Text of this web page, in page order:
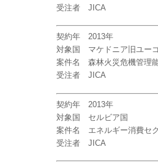
受注者 JICA
契約年 2013年
対象国 マケドニア旧ユー
案件名 森林火災危機管理
受注者 JICA
契約年 2013年
対象国 セルビア国
案件名 エネルギー消費セ
受注者 JICA